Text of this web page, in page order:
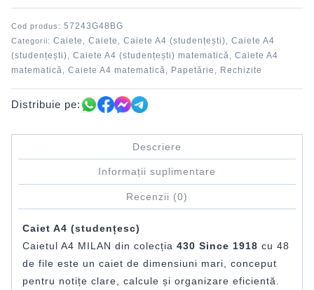
MILAN
Cod produs: 57243G48BG
Categorii: Caiete Caiete Caiete A4 (studențești)
Caiete A4
(studențești)
Caiete A4 (studențești) matematică
Caiete A4
matematică
Caiete A4 matematică Papetărie Rechizite
Distribuie pe:
Descriere
Informații suplimentare
Recenzii (0)
Caiet A4 (studențesc)
Caietul A4 MILAN din colecția 430 Since 1918 cu 48
de file este un caiet de dimensiuni mari, conceput
pentru notițe clare, calcule și organizare eficientă.